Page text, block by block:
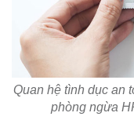
Quan hệ tình dục an
phòng ngừa